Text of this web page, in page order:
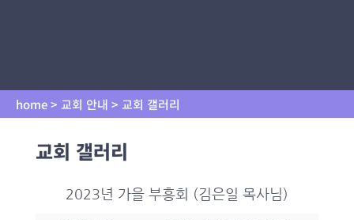
home > 교회 안내 > 교회 갤러리
교회 갤러리
2023년 가을 부흥회 (김은일 목사님)